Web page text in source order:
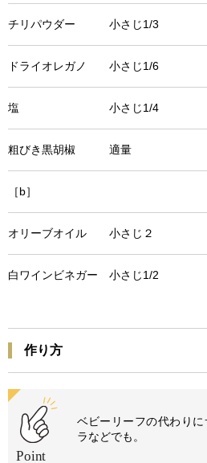
チリパウダー 小さじ1/3
ドライオレガノ 小さじ1/6
塩 小さじ1/4
粗びき黒胡椒 適量
［b］
オリーブオイル 小さじ２
白ワインビネガー 小さじ1/2
作り方
ベビーリーフの代わり
ラなどでも。